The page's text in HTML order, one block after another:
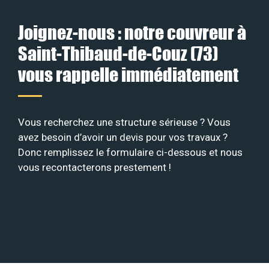
Joignez-nous : notre couvreur à
Saint-Thibaud-de-Couz (73)
vous rappelle immédiatement
Vous recherchez une structure sérieuse ? Vous
avez besoin d’avoir un devis pour vos travaux ?
Donc remplissez le formulaire ci-dessous et nous
vous recontacterons prestement !